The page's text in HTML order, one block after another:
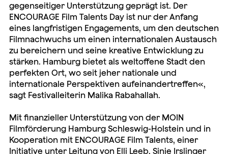
gegenseitiger Unterstützung geprägt ist. Der
ENCOURAGE Film Talents Day ist nur der Anfang
eines langfristigen Engagements, um den deutschen
Filmnachwuchs um einen internationalen Austausch
zu bereichern und seine kreative Entwicklung zu
stärken. Hamburg bietet als weltoffene Stadt den
perfekten Ort, wo seit jeher nationale und
internationale Perspektiven aufeinandertreffen«,
sagt Festivalleiterin Malika Rabahallah.
Mit finanzieller Unterstützung von der MOIN
Filmförderung Hamburg Schleswig-Holstein und in
Kooperation mit ENCOURAGE Film Talents, einer
Initiative unter Leitung von Elli Leeb, Sinje Irslinger